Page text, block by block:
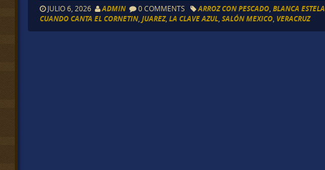
JULIO 6, 2026 ADMIN 0 COMMENTS ARROZ CON PESCADO ,BLANCA ESTELA
CUANDO CANTA EL CORNETIN ,JUAREZ,LA CLAVE AZUL ,SALÓN MEXICO VERACRUZ